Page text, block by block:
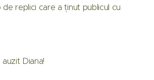
de replici care a ținut publicul cu
Diana!